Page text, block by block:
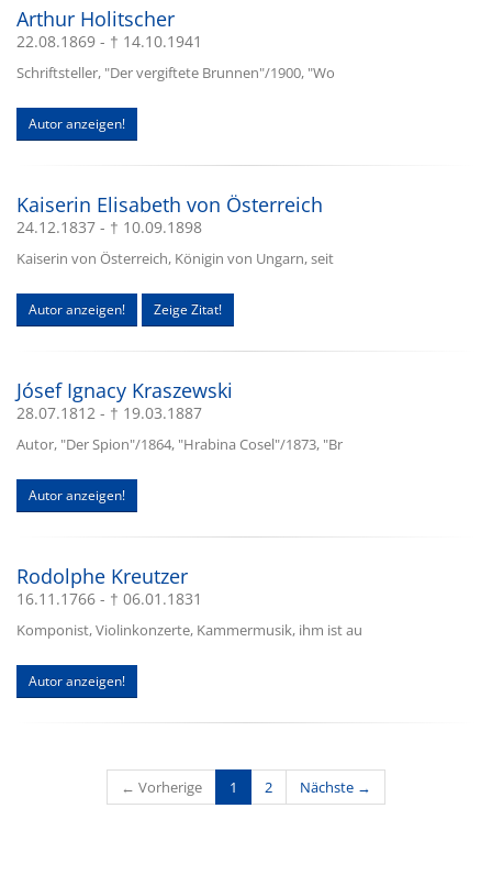
Arthur Holitscher
22.08.1869 - † 14.10.1941
Schriftsteller, "Der vergiftete Brunnen"/1900, "Wo
Autor anzeigen!
Kaiserin Elisabeth von Österreich
24.12.1837 - † 10.09.1898
Kaiserin von Österreich, Königin von Ungarn, seit
Autor anzeigen! Zeige Zitat!
Jósef Ignacy Kraszewski
28.07.1812 - † 19.03.1887
Autor, "Der Spion"/1864, "Hrabina Cosel"/1873, "Br
Autor anzeigen!
Rodolphe Kreutzer
16.11.1766 - † 06.01.1831
Komponist, Violinkonzerte, Kammermusik, ihm ist au
Autor anzeigen!
← Vorherige 1 (current)
2 Nächste →